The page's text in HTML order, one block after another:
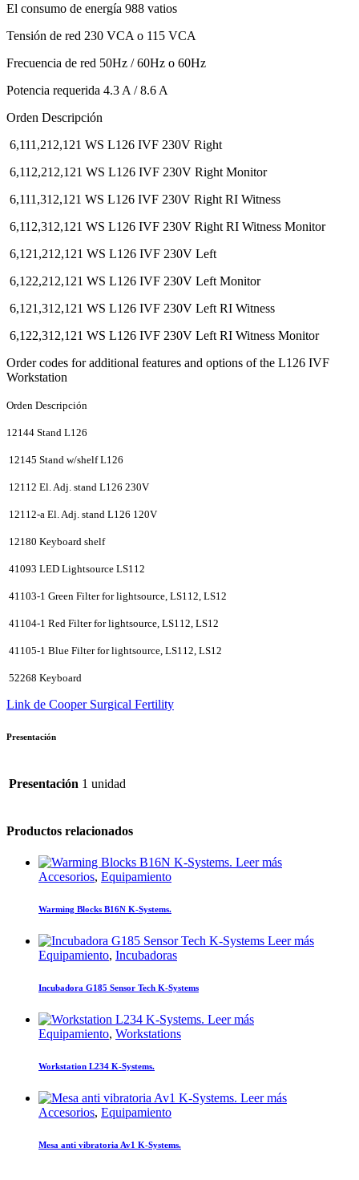
El consumo de energía 988 vatios
Tensión de red 230 VCA o 115 VCA
Frecuencia de red 50Hz / 60Hz o 60Hz
Potencia requerida 4.3 A / 8.6 A
Orden Descripción
6,111,212,121 WS L126 IVF 230V Right
6,112,212,121 WS L126 IVF 230V Right Monitor
6,111,312,121 WS L126 IVF 230V Right RI Witness
6,112,312,121 WS L126 IVF 230V Right RI Witness Monitor
6,121,212,121 WS L126 IVF 230V Left
6,122,212,121 WS L126 IVF 230V Left Monitor
6,121,312,121 WS L126 IVF 230V Left RI Witness
6,122,312,121 WS L126 IVF 230V Left RI Witness Monitor
Order codes for additional features and options of the L126 IVF
Workstation
Orden Descripción
12144 Stand L126
12145 Stand w/shelf L126
12112 El. Adj. stand L126 230V
12112-a El. Adj. stand L126 120V
12180 Keyboard shelf
41093 LED Lightsource LS112
41103-1 Green Filter for lightsource, LS112, LS12
41104-1 Red Filter for lightsource, LS112, LS12
41105-1 Blue Filter for lightsource, LS112, LS12
52268 Keyboard
Link de Cooper Surgical Fertility
Presentación
Presentación 1 unidad
Productos relacionados
Leer más
Accesorios, Equipamiento
Warming Blocks B16N K-Systems.
Leer más
Equipamiento, Incubadoras
Incubadora G185 Sensor Tech K-Systems
Leer más
Equipamiento, Workstations
Workstation L234 K-Systems.
Leer más
Accesorios, Equipamiento
Mesa anti vibratoria Av1 K-Systems.